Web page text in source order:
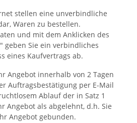
stellen eine unverbindliche
Waren zu bestellen.
und mit dem Anklicken des
geben Sie ein verbindliches
eines Kaufvertrags ab.
Angebot innerhalb von 2 Tagen
Auftragsbestätigung per E-Mail
Ablauf der in Satz 1
Angebot als abgelehnt, d.h. Sie
Angebot gebunden.